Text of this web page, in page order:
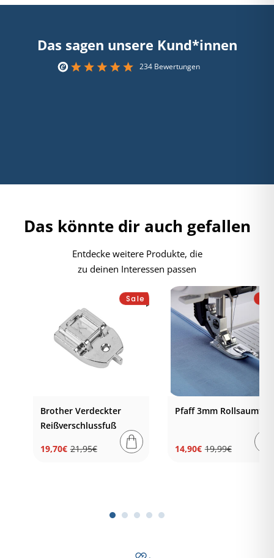
Das sagen unsere Kund*innen
234 Bewertungen
Das könnte dir auch gefallen
Entdecke weitere Produkte, die
zu deinen Interessen passen
Sale
Brother Verdeckter
Reißverschlussfuß
Normaler21,95€
Verkaufspreis
19,70€
Pfaff 3mm Rollsaumfuß
Normaler19,99€
Verkaufspreis
14,90€